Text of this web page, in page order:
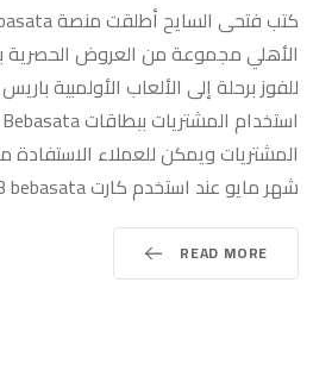
الأهلي مجموعة من العروض الحصرية
المشتريات ويمكن للعملاء
شهر مايو عند استخدم كارت QNB bebasata عند الشراء أو
READ MORE